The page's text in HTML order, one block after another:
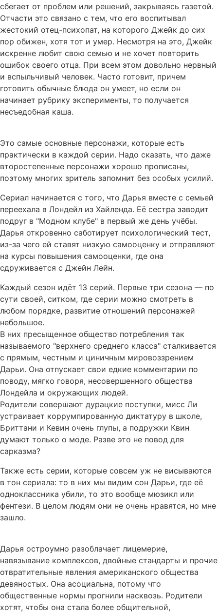
сбегает от проблем или решений, закрываясь газетой.
Отчасти это связано с тем, что его воспитывал
жестокий отец-психопат, на которого Джейк до сих
пор обижен, хотя тот и умер. Несмотря на это, Джейк
искренне любит свою семью и не хочет повторить
ошибок своего отца. При всем этом довольно нервный
и вспыльчивый человек. Часто готовит, причем
готовить обычные блюда он умеет, но если он
начинает рубрику эксперименты, то получается
несъедобная каша.
Это самые основные персонажи, которые есть
практически в каждой серии. Надо сказать, что даже
второстепенные персонажи хорошо прописаны,
поэтому многих зритель запомнит без особых усилий.
Сериал начинается с того, что Дарья вместе с семьей
переехала в Лондейл из Хайленда. Её сестра заводит
подруг в "Модном клубе" в первый же день учёбы.
Дарья откровенно саботирует психологический тест,
из-за чего ей ставят низкую самооценку и отправляют
на курсы повышения самооценки, где она
сдруживается с Джейн Лейн.
Каждый сезон идёт 13 серий. Первые три сезона — по
сути своей, ситком, где серии можно смотреть в
любом порядке, развитие отношений персонажей
небольшое.
В них пресыщенное общество потребления так
называемого "верхнего среднего класса" сталкивается
с прямым, честным и циничным мировоззрением
Дарьи. Она отпускает свои едкие комментарии по
поводу, мягко говоря, несовершенного общества
Лондейла и окружающих людей.
Родители совершают дурацкие поступки, мисс Ли
устраивает коррумпированную диктатуру в школе,
Бриттани и Кевин очень глупы, а подружки Квин
думают только о моде. Разве это не повод для
сарказма?
Также есть серии, которые совсем уж не висываются
в тон сериала: то в них мы видим сон Дарьи, где её
одноклассника убили, то это вообще мюзикл или
фентези. В целом людям они не очень нравятся, но мне
зашло.
Дарья остроумно разоблачает лицемерие,
навязывание комплексов, двойные стандарты и прочие
отвратительные явления американского общества
девяностых. Она асоциальна, потому что
общественные нормы прогнили насквозь. Родители
хотят, чтобы она стала более общительной,